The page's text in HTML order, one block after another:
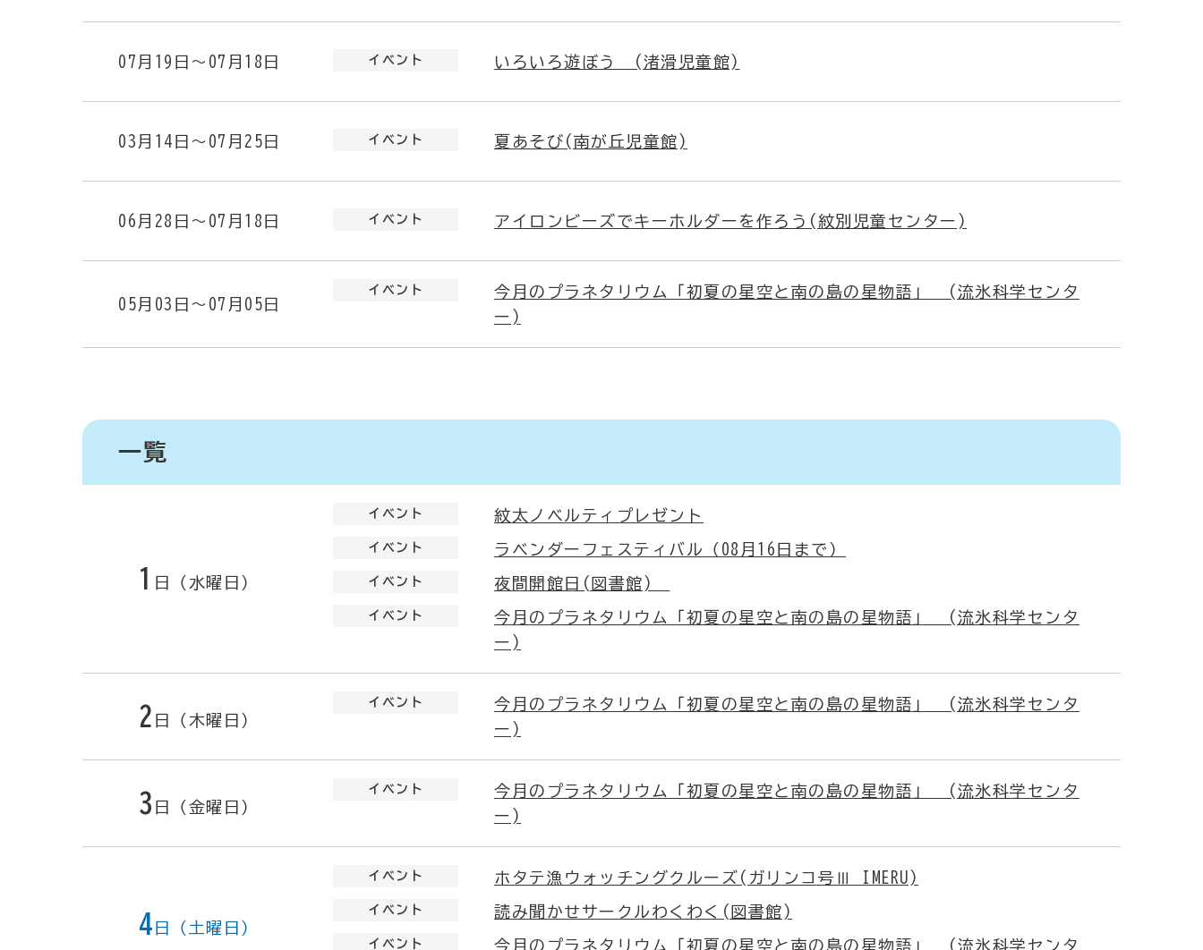
07月19日～07月18日 イベント いろいろ遊ぼう (渚滑児童館)
03月14日～07月25日 イベント 夏あそび(南が丘児童館)
06月28日～07月18日 イベント アイロンビーズでキーホルダーを作ろう(紋別児童センター)
05月03日～07月05日
イベント
今月のプラネタリウム「初夏の星空と南の島の星物語」 (流氷科学センタ
ー)
一覧
1 日（水曜日）
イベント 紋太ノベルティプレゼント
イベント ラベンダーフェスティバル（08月16日まで）
イベント 夜間開館日(図書館)
イベント
今月のプラネタリウム「初夏の星空と南の島の星物語」 (流氷科学センタ
ー)
2 日（木曜日）
イベント
今月のプラネタリウム「初夏の星空と南の島の星物語」 (流氷科学センタ
ー)
3 日（金曜日）
イベント
今月のプラネタリウム「初夏の星空と南の島の星物語」 (流氷科学センタ
ー)
4 日（土曜日）
イベント ホタテ漁ウォッチングクルーズ(ガリンコ号Ⅲ IMERU)
イベント 読み聞かせサークルわくわく(図書館)
イベント 今月のプラネタリウム「初夏の星空と南の島の星物語」 (流氷科学センタ